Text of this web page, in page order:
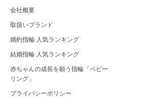
会社概要
取扱いブランド
婚約指輪 人気ランキング
結婚指輪 人気ランキング
赤ちゃんの成長を願う指輪「ベビー
リング」
プライバシーポリシー